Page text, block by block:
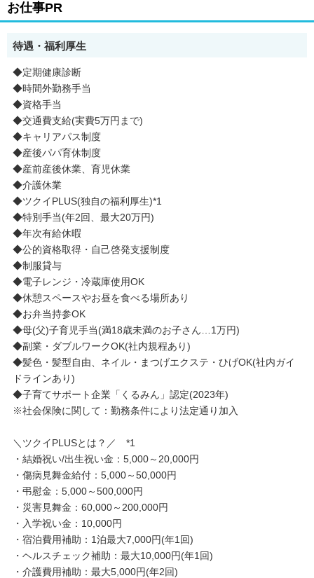
お仕事PR
待遇・福利厚生
◆定期健康診断
◆時間外勤務手当
◆資格手当
◆交通費支給(実費5万円まで)
◆キャリアパス制度
◆産後パパ育休制度
◆産前産後休業、育児休業
◆介護休業
◆ツクイPLUS(独自の福利厚生)*1
◆特別手当(年2回、最大20万円)
◆年次有給休暇
◆公的資格取得・自己啓発支援制度
◆制服貸与
◆電子レンジ・冷蔵庫使用OK
◆休憩スペースやお昼を食べる場所あり
◆お弁当持参OK
◆母(父)子育児手当(満18歳未満のお子さん…1万円)
◆副業・ダブルワークOK(社内規程あり)
◆髪色・髪型自由、ネイル・まつげエクステ・ひげOK(社内ガイ
ドラインあり)
◆子育てサポート企業「くるみん」認定(2023年)
※社会保険に関して：勤務条件により法定通り加入
＼ツクイPLUSとは？／ *1
・結婚祝い/出生祝い金：5,000～20,000円
・傷病見舞金給付：5,000～50,000円
・弔慰金：5,000～500,000円
・災害見舞金：60,000～200,000円
・入学祝い金：10,000円
・宿泊費用補助：1泊最大7,000円(年1回)
・ヘルスチェック補助：最大10,000円(年1回)
・介護費用補助：最大5,000円(年2回)